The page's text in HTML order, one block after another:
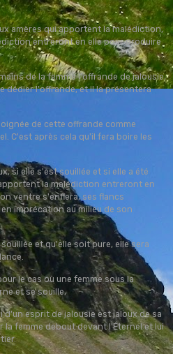
amères qui apportent la malédiction,
entreront en elle pour produire
de la femme l'offrande de jalousie,
dédier l'offrande, et il la présentera
de cette offrande comme
C'est après cela qu'il fera boire les
si elle s'est souillée et si elle a été
la malédiction entreront en
ventre s'enflera, ses flancs
imprécation au milieu de son
et qu'elle soit pure, elle sera
le cas où une femme sous la
et se souille,
d'un esprit de jalousie est jaloux de sa
la femme debout devant l'Éternel et lui